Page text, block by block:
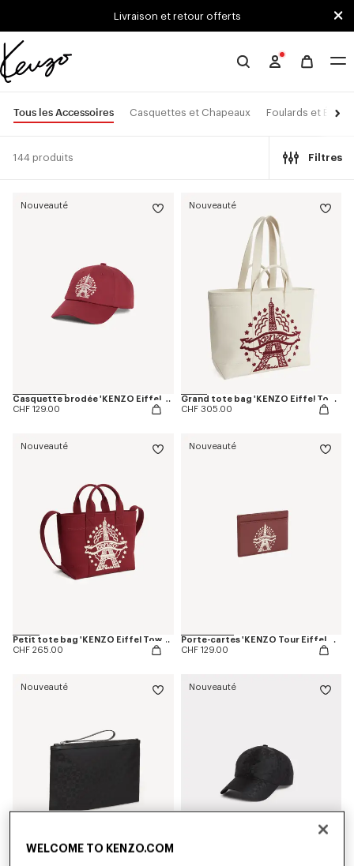
Skip to main content
Skip to footer contentLivraison et retour offerts
Site
KENZO
Tous les Accessoires Casquettes et Chapeaux Foulards et Étoles
144 produits Filtres
Nouveauté
Casquette brodée 'KENZO Eiffel Tower Design' en coton
CHF 129.00
Nouveauté
Grand tote bag 'KENZO Eiffel Tower Design' en toile
CHF 305.00
Nouveauté
Petit tote bag 'KENZO Eiffel Tower Design' en toile
CHF 265.00
Nouveauté
Porte-cartes 'KENZO Tour Eiffel Design' en cuir
CHF 129.00
Nouveauté Nouveauté
WELCOME TO KENZO.COM